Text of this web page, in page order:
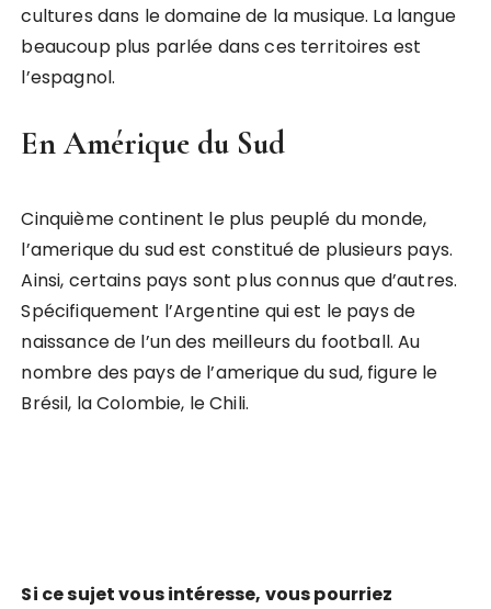
cultures dans le domaine de la musique. La langue
beaucoup plus parlée dans ces territoires est
l’espagnol.
En Amérique du Sud
Cinquième continent le plus peuplé du monde,
l’amerique du sud est constitué de plusieurs pays.
Ainsi, certains pays sont plus connus que d’autres.
Spécifiquement l’Argentine qui est le pays de
naissance de l’un des meilleurs du football. Au
nombre des pays de l’amerique du sud, figure le
Brésil, la Colombie, le Chili.
Si ce sujet vous intéresse, vous pourriez